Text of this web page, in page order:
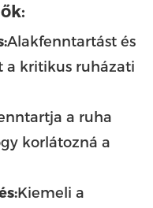
Alakfenntartást és
a kritikus ruházati
a ruha
korlátozná a
Kiemeli a